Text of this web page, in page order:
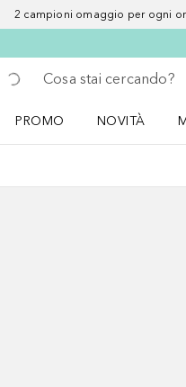
2 campioni omaggio per ogni
Torna indietro
Esegui ricerca
PROMO
NOVITÀ